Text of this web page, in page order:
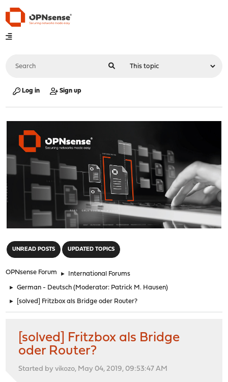
Log in Sign up
UNREAD POSTS UPDATED TOPICS
OPNsense Forum ► International Forums
► German - Deutsch (Moderator: Patrick M. Hausen)
► [solved] Fritzbox als Bridge oder Router?
[solved] Fritzbox als Bridge
oder Router?
Started by vikozo, May 04, 2019, 09:53:47 AM